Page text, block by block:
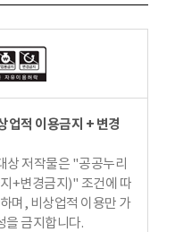
업적 이용금지 + 변경
상 저작물은 "공공누리
+변경금지)" 조건에 따
며, 비상업적 이용만 가
을 금지합니다.